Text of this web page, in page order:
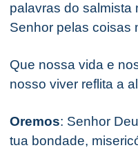
palavras do salmista
Senhor pelas coisas
Que nossa vida e
nosso viver reflita a
Oremos: Senhor
tua bondade,